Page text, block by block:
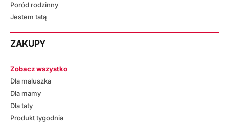
Poród rodzinny
Jestem tatą
ZAKUPY
Zobacz wszystko
Dla maluszka
Dla mamy
Dla taty
Produkt tygodnia